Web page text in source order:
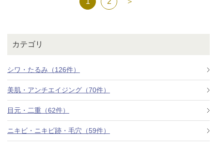
カテゴリ
シワ・たるみ（126件）
美肌・アンチエイジング（70件）
目元・二重（62件）
ニキビ・ニキビ跡・毛穴（59件）